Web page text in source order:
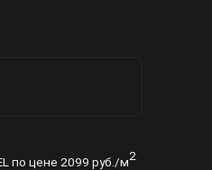
по цене 2099 руб./м2